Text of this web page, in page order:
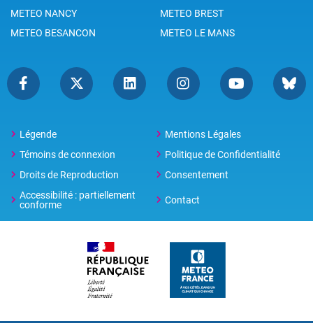
METEO NANCY
METEO BREST
METEO BESANCON
METEO LE MANS
Légende
Mentions Légales
Témoins de connexion
Politique de Confidentialité
Droits de Reproduction
Consentement
Accessibilité : partiellement
conforme
Contact